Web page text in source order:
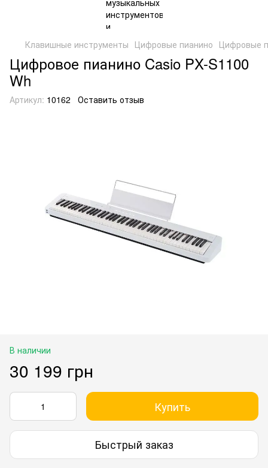
Клавишные инструменты Цифровые пианино Цифровые
Цифровое пианино Casio PX-S1100
Wh
Артикул: 10162 Оставить отзыв
В наличии
30 199 грн
Купить
Быстрый заказ